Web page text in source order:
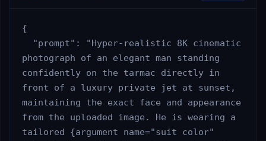
{
photograph of an elegant man standing
confidently on the tarmac directly in
front of a luxury private jet at sunset,
maintaining the exact face and appearance
from the uploaded image. He is wearing a
tailored {argument name="suit color"